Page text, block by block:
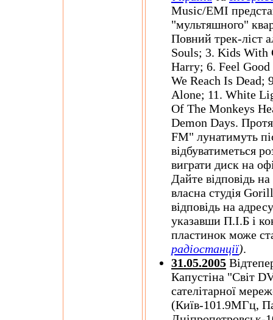
Music/EMI
"мультяшного"
Повний трек-ліст
Souls; 3. Kids With
Harry; 6. Feel
We Reach Is Dead;
Alone; 11. White
Of The Monkeys
Demon Days.
FM" лунатимуть
відбуватиметься
виграти диск на
Дайте відповідь
власна студія
відповідь на
указавши П.І.Б і
пластинок може
радіостанції).
31.05.2005
Капустіна "Світ
сателітарної
(Київ-101.9МГц,